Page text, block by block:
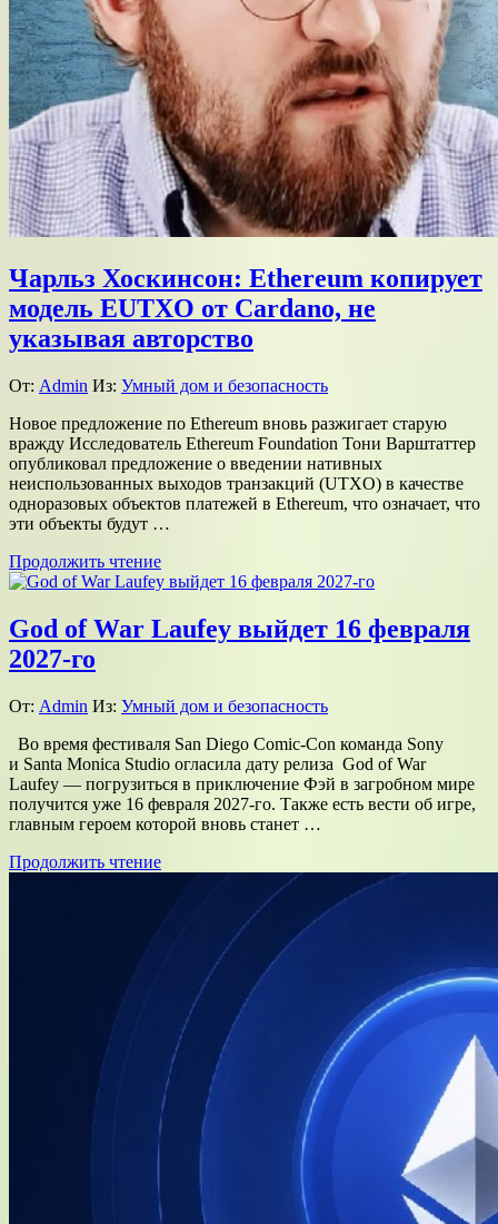
Чарльз Хоскинсон: Ethereum копирует
модель EUTXO от Cardano, не
указывая авторство
От: Admin Из: Умный дом и безопасность
Новое предложение по Ethereum вновь разжигает старую
вражду Исследователь Ethereum Foundation Тони Варштаттер
опубликовал предложение о введении нативных
неиспользованных выходов транзакций (UTXO) в качестве
одноразовых объектов платежей в Ethereum, что означает, что
эти объекты будут …
Продолжить чтение
God of War Laufey выйдет 16 февраля
2027-го
От: Admin Из: Умный дом и безопасность
Во время фестиваля San Diego Comic-Con команда Sony
и Santa Monica Studio огласила дату релиза God of War
Laufey — погрузиться в приключение Фэй в загробном мире
получится уже 16 февраля 2027-го. Также есть вести об игре,
главным героем которой вновь станет …
Продолжить чтение